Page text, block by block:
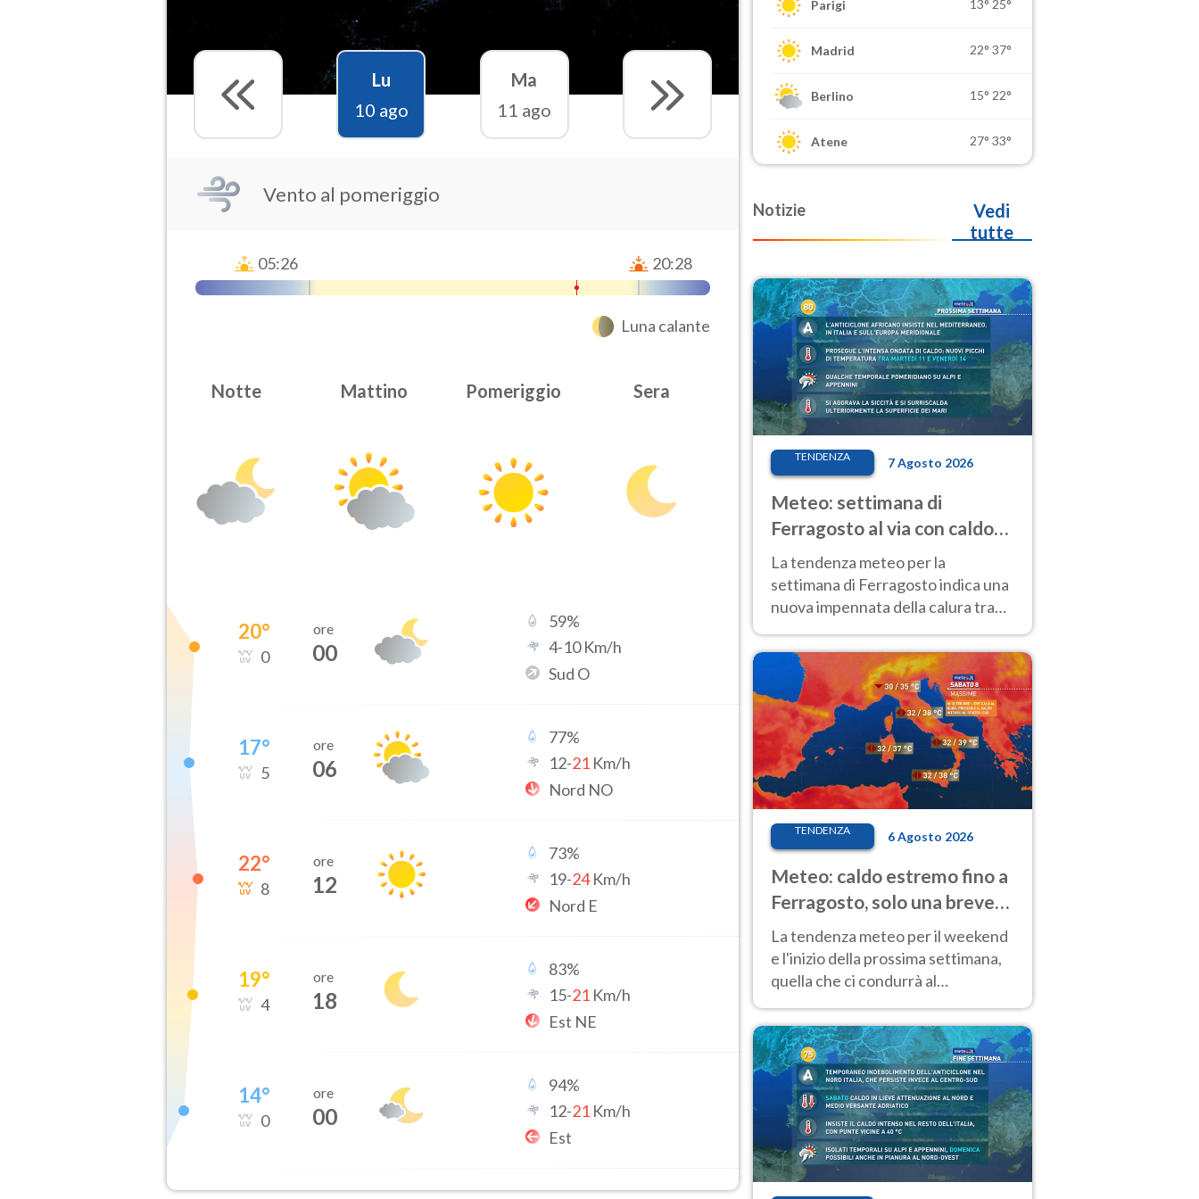
Lu
10 ago
Ma
11 ago
Vento al pomeriggio
05:26 20:28
Luna calante
Notte Mattino Pomeriggio Sera
20°
0
ore
00
59%
4-10Km/h
Sud O
17°
5
ore
06
77%
12-21 Km/h
Nord NO
22°
8
ore
12
73%
19-24Km/h
Nord E
19°
4
ore
18
83%
15-21 Km/h
Est NE
14°
0
ore
00
94%
12-21 Km/h
Est
Parigi 13° 25°
Madrid 22° 37°
Berlino 15° 22°
Atene 27° 33°
Notizie
Vedi
tutte
TENDENZA 7 Agosto 2026
Meteo: settimana di
Ferragosto al via con caldo
intenso e qualche temporale
La tendenza meteo per la
settimana di Ferragosto indica una
nuova impennata della calura tra
anche al Nord.
TENDENZA 6 Agosto 2026
Meteo: caldo estremo fino a
Ferragosto, solo una breve
pausa. Ecco dove
La tendenza meteo per il weekend
e l'inizio della prossima settimana,
quella che ci condurrà al
temperature molto elevate